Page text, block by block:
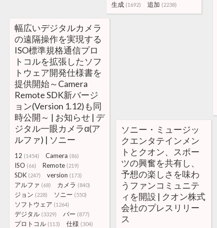
生成 (1692) 追加 (2238)
幅広いデジタルカメラ
の遠隔操作を実現する
ISO標準規格通信プロ
トコルを拡張したソフ
トウェア開発仕様書を
提供開始～Camera
Remote SDK新バージ
ョン(Version 1.12)も同
時公開～ | お知らせ | デ
ジタル一眼カメラα(ア
ルファ) | ソニー
12 (1454) Camera (86)
ISO (66) Remote (219)
SDK (247) version (173)
アルファ (68) カメラ (840)
ジョン (228) ソニー (550)
ソフトウェア (1264)
デジタル (3329) バー (877)
プロトコル (113) 仕様 (304)
ソニー・ミュージッ
クエンタテインメン
トとクオン、スポー
ツの興奮を共有し、
予想の楽しさを味わ
うファンコミュニテ
ィを開設 | クオン株式
会社のプレスリリー
ス